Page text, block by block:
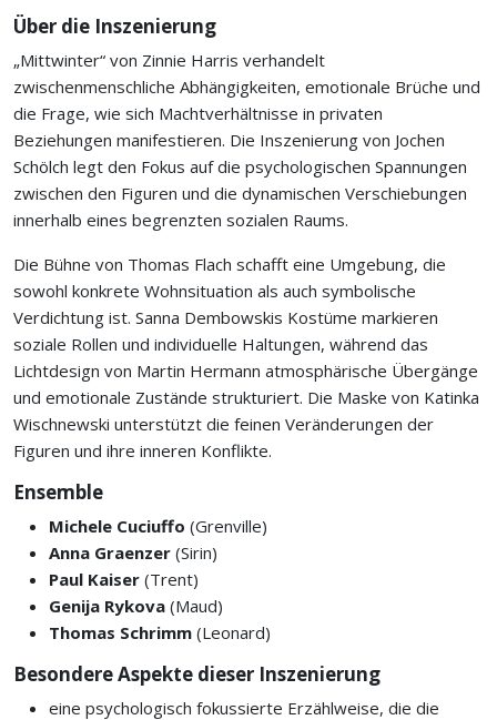
Über die Inszenierung
„Mittwinter“ von Zinnie Harris verhandelt
zwischenmenschliche Abhängigkeiten, emotionale Brüche und
die Frage, wie sich Machtverhältnisse in privaten
Beziehungen manifestieren. Die Inszenierung von Jochen
Schölch legt den Fokus auf die psychologischen Spannungen
zwischen den Figuren und die dynamischen Verschiebungen
innerhalb eines begrenzten sozialen Raums.
Die Bühne von Thomas Flach schafft eine Umgebung, die
sowohl konkrete Wohnsituation als auch symbolische
Verdichtung ist. Sanna Dembowskis Kostüme markieren
soziale Rollen und individuelle Haltungen, während das
Lichtdesign von Martin Hermann atmosphärische Übergänge
und emotionale Zustände strukturiert. Die Maske von Katinka
Wischnewski unterstützt die feinen Veränderungen der
Figuren und ihre inneren Konflikte.
Ensemble
Michele Cuciuffo (Grenville)
Anna Graenzer (Sirin)
Paul Kaiser (Trent)
Genija Rykova (Maud)
Thomas Schrimm (Leonard)
Besondere Aspekte dieser Inszenierung
eine psychologisch fokussierte Erzählweise, die die